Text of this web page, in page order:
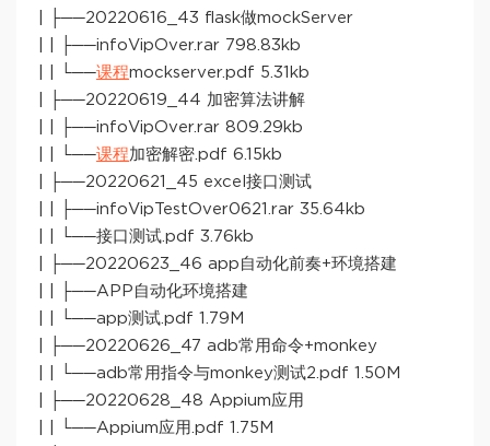
| ├──20220616_43 flask做mockServer
| | ├──infoVipOver.rar 798.83kb
| | └──课程mockserver.pdf 5.31kb
| ├──20220619_44 加密算法讲解
| | ├──infoVipOver.rar 809.29kb
| | └──课程加密解密.pdf 6.15kb
| ├──20220621_45 excel接口测试
| | ├──infoVipTestOver0621.rar 35.64kb
| | └──接口测试.pdf 3.76kb
| ├──20220623_46 app自动化前奏+环境搭建
| | ├──APP自动化环境搭建
| | └──app测试.pdf 1.79M
| ├──20220626_47 adb常用命令+monkey
| | └──adb常用指令与monkey测试2.pdf 1.50M
| ├──20220628_48 Appium应用
| | └──Appium应用.pdf 1.75M